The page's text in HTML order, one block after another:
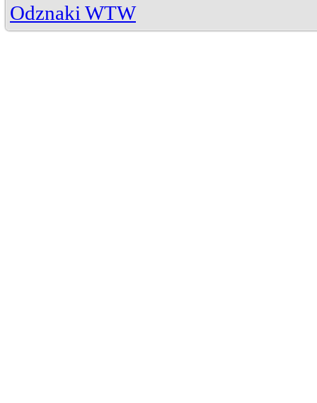
Tadeusz Gawrysiak
Zbigniew Paradowski
Michał Jagodziński
Odznaki WTW